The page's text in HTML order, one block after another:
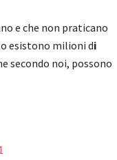
e che non praticano
esistono milioni di
secondo noi, possono